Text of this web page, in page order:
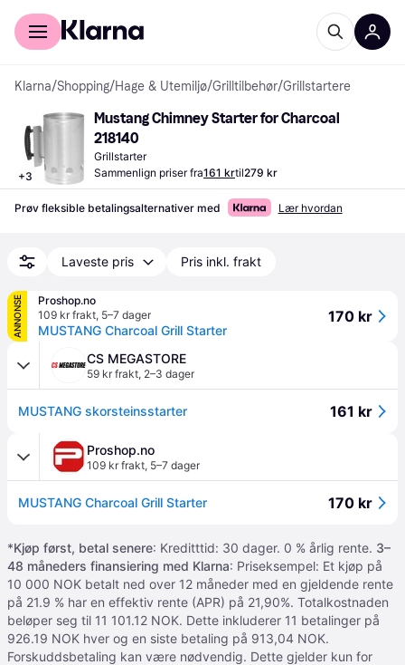
For kunder
Klarna/Shopping/Hage & Utemiljø/Grilltilbehør/Grillstartere
+3
Mustang Chimney Starter for Charcoal
218140
Grillstarter
Sammenlign priser fra161 krtil279 kr
Prøv fleksible betalingsalternativer med Lær hvordan
Laveste pris Pris inkl. frakt
ANNONSE
Proshop.no
109 kr frakt, 5–7 dager
MUSTANG Charcoal Grill Starter
170 kr
CS MEGASTORE
59 kr frakt, 2–3 dager
MUSTANG skorsteinsstarter 161 kr
Proshop.no
109 kr frakt, 5–7 dager
MUSTANG Charcoal Grill Starter 170 kr
*Kjøp først, betal senere: Kreditttid: 30 dager. 0 % årlig rente. 3–
48 måneders finansiering med Klarna: Priseksempel: Et kjøp på
10 000 NOK betalt ned over 12 måneder med en gjeldende rente
på 21.9 % har en effektiv rente (APR) på 21,90%. Totalkostnaden
beløper seg til 11 101.12 NOK. Dette inkluderer 11 betalinger på
926.19 NOK hver og en siste betaling på 913,04 NOK.
Forskuddsbetaling kan være nødvendig. Dette gjelder kun for